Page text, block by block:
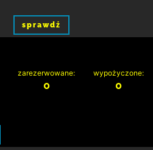
sprawdź
zarezerwowane:
0
wypożyczone:
0